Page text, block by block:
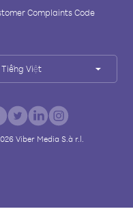
Complaints Code
Tiếng Việt
Viber Media S.à r.l.